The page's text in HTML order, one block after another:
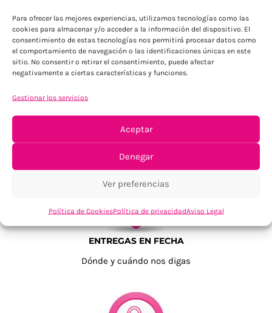
Para ofrecer las mejores experiencias, utilizamos tecnologías como las
cookies para almacenar y/o acceder a la información del dispositivo. El
consentimiento de estas tecnologías nos permitirá procesar datos como
el comportamiento de navegación o las identificaciones únicas en este
sitio. No consentir o retirar el consentimiento, puede afectar
negativamente a ciertas características y funciones.
Gestionar los servicios
Aceptar
Denegar
Ver preferencias
Política de CookiesPolítica de privacidadAviso Legal
Tu confianza, nuestro objetivo
ENTREGAS EN FECHA
Dónde y cuándo nos digas